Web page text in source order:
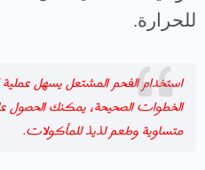
للحرارة.
استخدام الفحم المشتعل يسهل عملية
الخطوات الصحيحة، يمكنك الحصول
متساوية وطعم لذيذ للمأكولات.